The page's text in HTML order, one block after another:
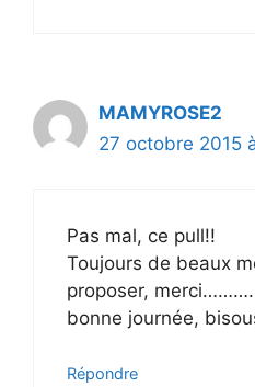
MAMYROSE2
27 octobre 2015
Pas mal, ce pull!!
Toujours de beaux
proposer,
bonne journée,
Répondre